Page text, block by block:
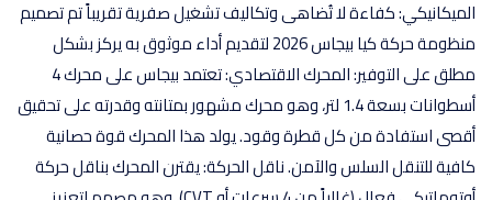
الميكانيكي: كفاءة لا تُضاهى وتكاليف تشغيل صفرية تقريباً تم تصميم
منظومة حركة كيا بيجاس 2026 لتقديم أداء موثوق به يركز بشكل
مطلق على التوفير: المحرك الاقتصادي: تعتمد بيجاس على محرك 4
أسطوانات بسعة 1.4 لتر، وهو محرك مشهور بمتانته وقدرته على تحقيق
أقصى استفادة من كل قطرة وقود. يولد هذا المحرك قوة حصانية
كافية للتنقل السلس والآمن. ناقل الحركة: يقترن المحرك بناقل حركة